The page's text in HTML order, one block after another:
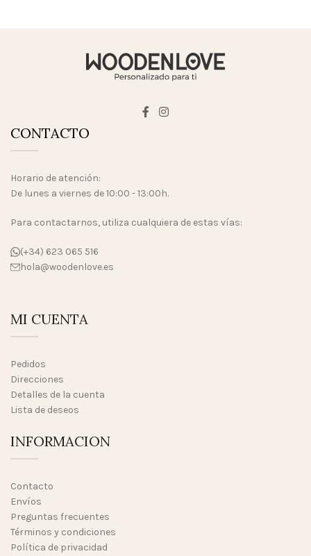
CONTACTO
Horario de atención:
De lunes a viernes de 10:00 - 13:00h.
Para contactarnos, utiliza cualquiera de estas vías:
(+34) 623 065 516
hola@woodenlove.es
MI CUENTA
Pedidos
Direcciones
Detalles de la cuenta
Lista de deseos
INFORMACION
Contacto
Envíos
Preguntas frecuentes
Términos y condiciones
Política de privacidad